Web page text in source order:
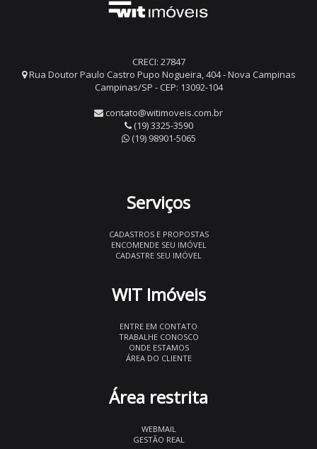
CRECI: 27847
Rua Doutor Paulo Castro Pupo Nogueira, 404 - Nova Campinas
Campinas/SP - CEP: 13092-104
contato@witimoveis.com.br
(19) 3325-3590
(19) 98901-5065
Serviços
CADASTROS E PROPOSTAS
ENCOMENDE SEU IMÓVEL
CADASTRE SEU IMÓVEL
WIT Imóveis
ENTRE EM CONTATO
TRABALHE CONOSCO
ONDE ESTAMOS
ÁREA DO CLIENTE
Área restrita
WEBMAIL
GESTÃO REAL